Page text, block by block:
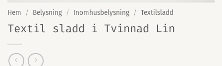
Hem / Belysning / Inomhusbelysning / Textilsladd
Textil sladd i Tvinnad Lin